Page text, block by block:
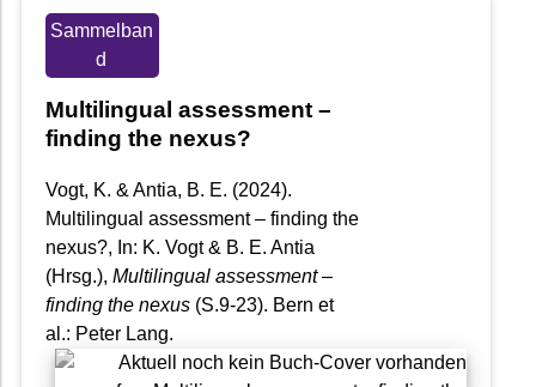
Sammelban
d
Multilingual assessment –
finding the nexus?
Vogt, K. & Antia, B. E. (2024).
Multilingual assessment – finding the
nexus?, In: K. Vogt & B. E. Antia
(Hrsg.), Multilingual assessment –
finding the nexus (S.9-23). Bern et
al.: Peter Lang.